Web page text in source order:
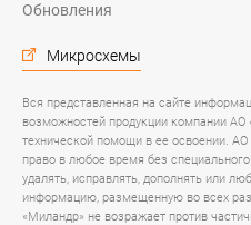
Обновления
Микросхемы
Вся представленная на сайте
возможностей продукции компании
технической помощи в ее освоении.
право в любое время без
удалять, исправлять, дополнять или
информацию, размещенную во всех
«Миландр» не возражает против